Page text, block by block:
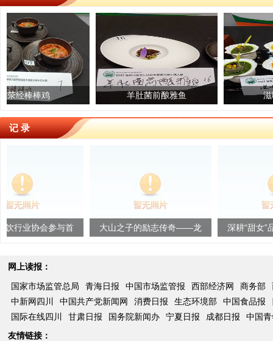
羊肚菌前酿雅鱼 滋味黑豆腐
雅安金花梨
记 录
参与首
大山之子的励志传奇——龙
深耕“甜女”品牌 绽放巾
网上读报：
国家市场监管总局
青海日报 中国市场监管报 西部经济网 商务部
中新网四川
中国共产党新闻网 消费日报 生态环境部 中国食品报
国际在线四川
甘肃日报 国务院新闻办 宁夏日报 成都日报
中国
友情链接：